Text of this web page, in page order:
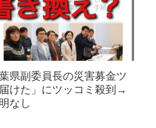
県副委員長の災害募金ツ
けた」にツッコミ殺到→
なし